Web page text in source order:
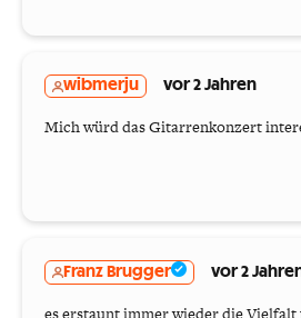
wibmerju vor 2 Jahren
Mich würd das Gitarrenkonzert
Franz Brugger vor 2